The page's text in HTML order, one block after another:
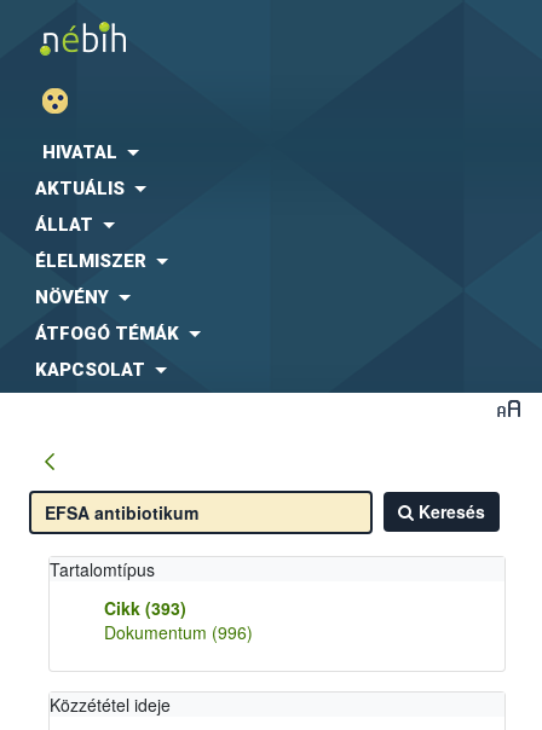
HIVATAL
AKTUÁLIS
ÁLLAT
ÉLELMISZER
NÖVÉNY
ÁTFOGÓ TÉMÁK
KAPCSOLAT
Keresés
Tartalomtípus
Cikk (393)
Dokumentum (996)
Közzététel ideje